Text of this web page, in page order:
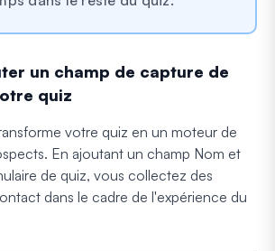
un champ de capture de
quiz
votre quiz en un moteur de
En ajoutant un champ Nom et
de quiz, vous collectez des
dans le cadre de l'expérience du